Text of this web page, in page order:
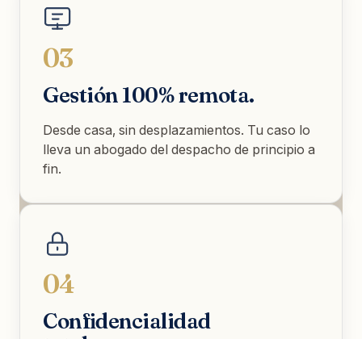
03
Gestión 100% remota.
Desde casa, sin desplazamientos. Tu caso lo
lleva un abogado del despacho de principio a
fin.
04
Confidencialidad